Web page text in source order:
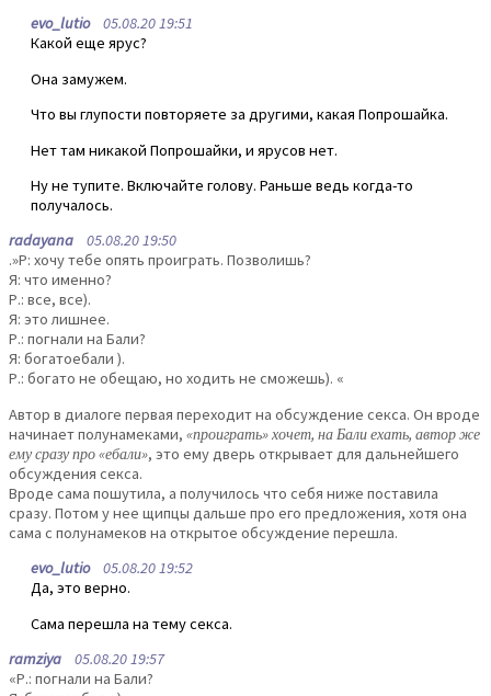
evo_lutio05.08.20 19:51
Какой еще ярус?
Она замужем.
Что вы глупости повторяете за другими, какая Попрошайка.
Нет там никакой Попрошайки, и ярусов нет.
Ну не тупите. Включайте голову. Раньше ведь когда-то
получалось.
radayana 05.08.20 19:50
.»Р: хочу тебе опять проиграть. Позволишь?
Я: что именно?
Р.: все, все).
Я: это лишнее.
Р.: погнали на Бали?
Я: богатоебали ).
Р.: богато не обещаю, но ходить не сможешь). «
Автор в диалоге первая переходит на обсуждение секса. Он вроде
начинает полунамеками, «проиграть» хочет, на Бали ехать, автор же
ему сразу про «ебали», это ему дверь открывает для дальнейшего
обсуждения секса.
Вроде сама пошутила, а получилось что себя ниже поставила
сразу. Потом у нее щипцы дальше про его предложения, хотя она
сама с полунамеков на открытое обсуждение перешла.
evo_lutio05.08.20 19:52
Да, это верно.
Сама перешла на тему секса.
ramziya 05.08.20 19:57
«Р.: погнали на Бали?